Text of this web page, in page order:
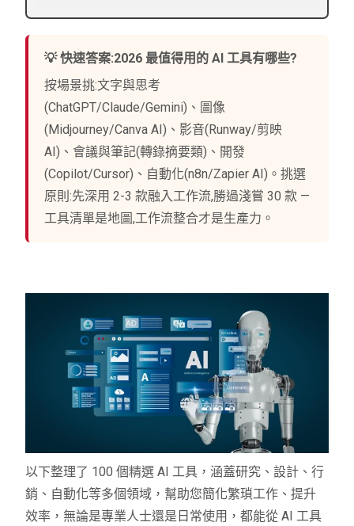
💡 快速答案:2026 最值得用的 AI 工具有哪些?
按場景挑:文字與思考
(ChatGPT/Claude/Gemini)、圖像
(Midjourney/Canva AI)、影音(Runway/剪映
AI)、會議與筆記(轉錄摘要類)、開發
(Copilot/Cursor)、自動化(n8n/Zapier AI)。挑選
原則:先深用 2-3 款融入工作流,勝過淺嘗 30 款 —
工具清單是地圖,工作流整合才是生產力。
以下整理了 100 個精選 AI 工具，涵蓋研究、設計、行
銷、自動化等多個領域，幫助您簡化繁瑣工作、提升
效率，無論是專業人士還是日常使用，都能從 AI 工具